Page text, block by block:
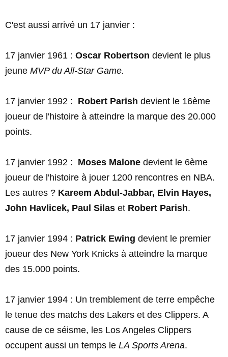
C'est aussi arrivé un 17 janvier :
17 janvier 1961 : Oscar Robertson devient le plus
jeune MVP du All-Star Game.
17 janvier 1992 : Robert Parish devient le 16ème
joueur de l'histoire à atteindre la marque des 20.000
points.
17 janvier 1992 : Moses Malone devient le 6ème
joueur de l'histoire à jouer 1200 rencontres en NBA.
Les autres ? Kareem Abdul-Jabbar, Elvin Hayes,
John Havlicek, Paul Silas et Robert Parish.
17 janvier 1994 : Patrick Ewing devient le premier
joueur des New York Knicks à atteindre la marque
des 15.000 points.
17 janvier 1994 : Un tremblement de terre empêche
le tenue des matchs des Lakers et des Clippers. A
cause de ce séisme, les Los Angeles Clippers
occupent aussi un temps le LA Sports Arena.